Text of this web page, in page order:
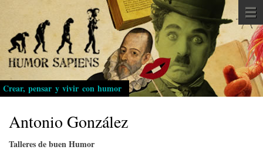
Pasar
al
contenido
principal
Crear, pensar y vivir con humor
Antonio González
Talleres de buen Humor